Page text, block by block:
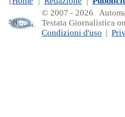
© 2007 - 2026
Testata Giornalistica
Condizioni d'uso |